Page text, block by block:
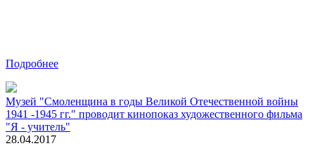
Подробнее
Музей "Смоленщина в годы Великой Отечественной войны
1941 -1945 гг." проводит кинопоказ художественного фильма
"Я - учитель"
28.04.2017